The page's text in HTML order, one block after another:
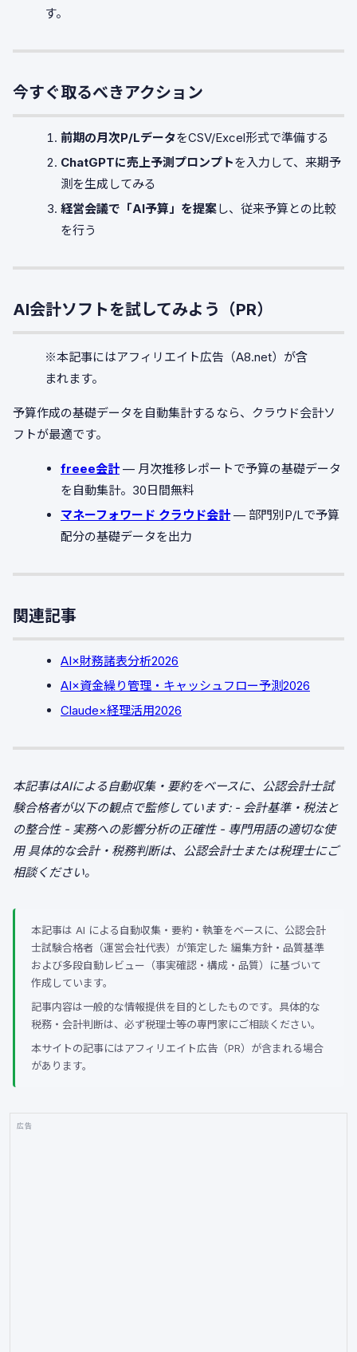
す。
今すぐ取るべきアクション
前期の月次P/LデータをCSV/Excel形式で準備する
ChatGPTに売上予測プロンプトを入力して、来期予
測を生成してみる
経営会議で「AI予算」を提案し、従来予算との比較
を行う
AI会計ソフトを試してみよう（PR）
※本記事にはアフィリエイト広告（A8.net）が含
まれます。
予算作成の基礎データを自動集計するなら、クラウド会計ソ
フトが最適です。
freee会計— 月次推移レポートで予算の基礎データ
を自動集計。30日間無料
マネーフォワード クラウド会計— 部門別P/Lで予算
配分の基礎データを出力
関連記事
AI×財務諸表分析2026
AI×資金繰り管理・キャッシュフロー予測2026
Claude×経理活用2026
本記事はAIによる自動収集・要約をベースに、公認会計士試
験合格者が以下の観点で監修しています: - 会計基準・税法と
の整合性 - 実務への影響分析の正確性 - 専門用語の適切な使
用 具体的な会計・税務判断は、公認会計士または税理士にご
相談ください。
本記事は AI による自動収集・要約・執筆をベースに、公認会計
士試験合格者（運営会社代表）が策定した 編集方針・品質基準
および多段自動レビュー（事実確認・構成・品質）に基づいて
作成しています。
記事内容は一般的な情報提供を目的としたものです。具体的な
税務・会計判断は、必ず税理士等の専門家にご相談ください。
本サイトの記事にはアフィリエイト広告（PR）が含まれる場合
があります。
広告